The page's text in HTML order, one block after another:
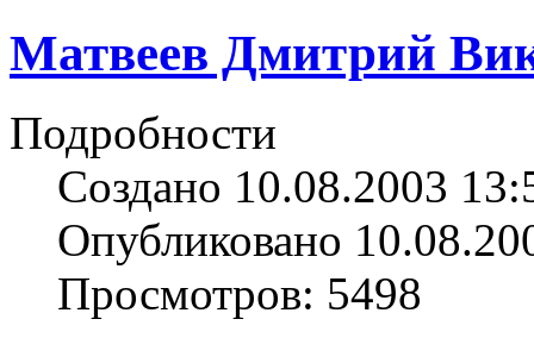
Матвеев Дмитрий
Подробности
Создано 10.08.2003
Опубликовано
Просмотров: 5498